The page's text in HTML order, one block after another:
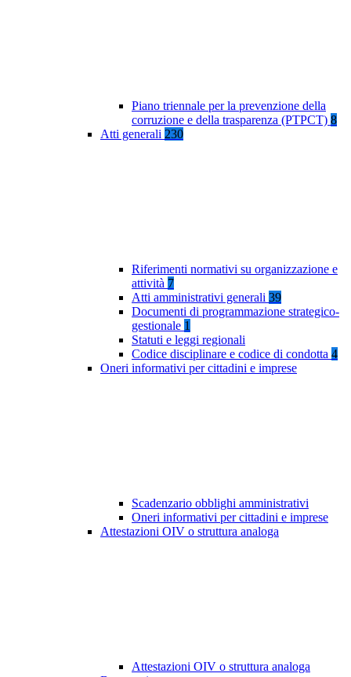
Piano triennale per la prevenzione della
corruzione e della trasparenza (PTPCT) 8
Atti generali 230
Riferimenti normativi su organizzazione e
attività 7
Atti amministrativi generali 39
Documenti di programmazione strategico-
gestionale 1
Statuti e leggi regionali
Codice disciplinare e codice di condotta 4
Oneri informativi per cittadini e imprese
Scadenzario obblighi amministrativi
Oneri informativi per cittadini e imprese
Attestazioni OIV o struttura analoga
Attestazioni OIV o struttura analoga